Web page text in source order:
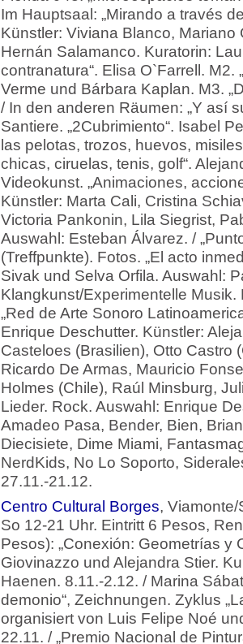
Im Hauptsaal: „Mirando a través
Künstler: Viviana Blanco, Mariano
Hernán Salamanco. Kuratorin:
contranatura“. Elisa O`Farrell. M2.
Verme und Bárbara Kaplan. M3.
/ In den anderen Räumen: „Y así
Santiere. „2Cubrimiento“. Isabel
las pelotas, trozos, huevos,
chicas, ciruelas, tenis, golf“.
Videokunst. „Animaciones,
Künstler: Marta Cali, Cristina
Victoria Pankonin, Lila Siegrist,
Auswahl: Esteban Álvarez. /
(Treffpunkte). Fotos. „El acto
Sivak und Selva Orfila. Auswahl:
Klangkunst/Experimentelle
„Red de Arte Sonoro
Enrique Deschutter. Künstler:
Casteloes (Brasilien), Otto Castro
Ricardo De Armas, Mauricio
Holmes (Chile), Raúl Minsburg,
Lieder. Rock. Auswahl: Enrique
Amadeo Pasa, Bender, Bien,
Diecisiete, Dime Miami,
NerdKids, No Lo Soporto,
27.11.-21.12.
Centro Cultural Borges,
So 12-21 Uhr. Eintritt 6 Pesos,
Pesos): „Conexión: Geometrías y
Giovinazzo und Alejandra Stier.
Haenen. 8.11.-2.12. / Marina
demonio“, Zeichnungen. Zyklus
organisiert von Luis Felipe Noé
22.11. / „Premio Nacional de